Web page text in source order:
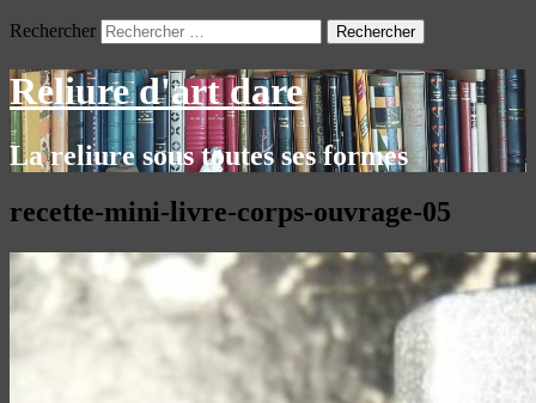
Rechercher
Reliure d'art dare
La reliure sous toutes ses formes
recette-mini-livre-corps-ouvrage-05